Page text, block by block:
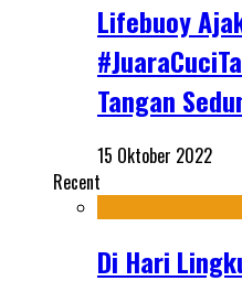
Lifebuoy
Tangan
15 Oktober 2022
Recent
Di Hari